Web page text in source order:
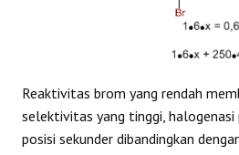
Reaktivitas brom yang rendah
selektivitas yang tinggi, halogenasi
posisi sekunder dibandingkan